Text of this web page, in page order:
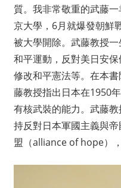
質。我非常敬重的武藤
京大學，6月就爆發朝鮮
被大學開除。武藤教授
和平運動，反對美日安
修改和平憲法等。在本
藤教授指出日本在1950
有核武裝的能力。武藤
持反對日本軍國主義與
盟（alliance of hope）